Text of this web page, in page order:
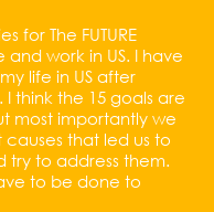
for The FUTURE
and work in US. I have
life in US after
think the 15 goals are
most importantly we
that led us to
try to address them.
to be done to